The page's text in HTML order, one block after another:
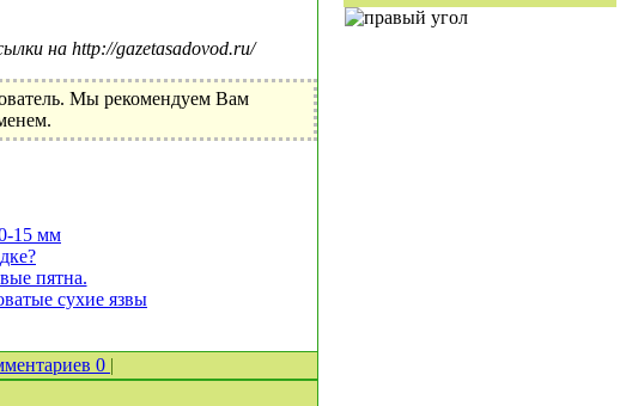
на http://gazetasadovod.ru/
Мы рекомендуем Вам
15 мм
пятна.
сухие язвы
0 |